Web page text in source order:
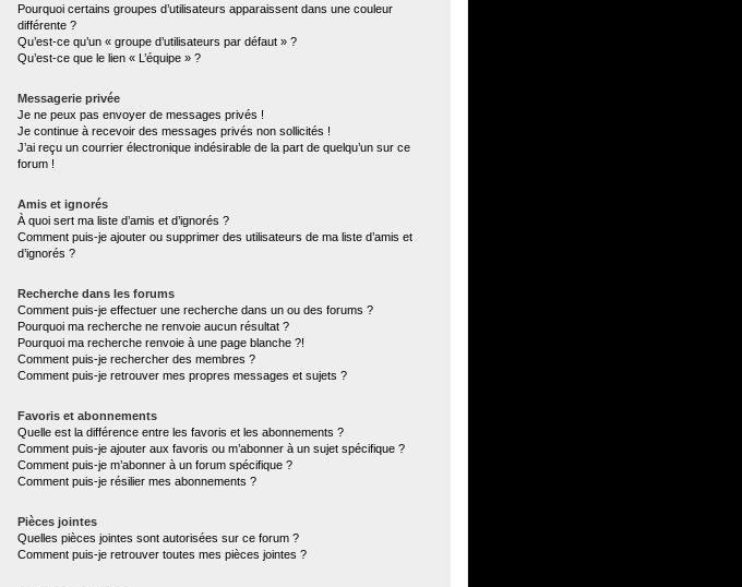
Pourquoi certains groupes d’utilisateurs apparaissent dans une couleur
différente ?
Qu’est-ce qu’un « groupe d’utilisateurs par défaut » ?
Qu’est-ce que le lien « L’équipe » ?
Messagerie privée
Je ne peux pas envoyer de messages privés !
Je continue à recevoir des messages privés non sollicités !
J’ai reçu un courrier électronique indésirable de la part de quelqu’un sur ce
forum !
Amis et ignorés
À quoi sert ma liste d’amis et d’ignorés ?
Comment puis-je ajouter ou supprimer des utilisateurs de ma liste d’amis et
d’ignorés ?
Recherche dans les forums
Comment puis-je effectuer une recherche dans un ou des forums ?
Pourquoi ma recherche ne renvoie aucun résultat ?
Pourquoi ma recherche renvoie à une page blanche ?!
Comment puis-je rechercher des membres ?
Comment puis-je retrouver mes propres messages et sujets ?
Favoris et abonnements
Quelle est la différence entre les favoris et les abonnements ?
Comment puis-je ajouter aux favoris ou m’abonner à un sujet spécifique ?
Comment puis-je m’abonner à un forum spécifique ?
Comment puis-je résilier mes abonnements ?
Pièces jointes
Quelles pièces jointes sont autorisées sur ce forum ?
Comment puis-je retrouver toutes mes pièces jointes ?